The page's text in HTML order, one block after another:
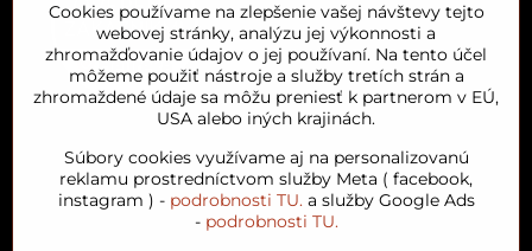
Orient House
Arganový olej
Cookies používame na zlepšenie vašej návštevy tejto
webovej stránky, analýzu jej výkonnosti a
zhromažďovanie údajov o jej používaní. Na tento účel
môžeme použiť nástroje a služby tretích strán a
zhromaždené údaje sa môžu preniesť k partnerom v EÚ,
USA alebo iných krajinách.
Súbory cookies využívame aj na personalizovanú
reklamu prostredníctvom služby Meta ( facebook,
instagram ) - podrobnosti TU.a služby Google Ads
- podrobnosti TU.